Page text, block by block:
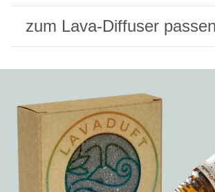
zum Lava-Diffuser